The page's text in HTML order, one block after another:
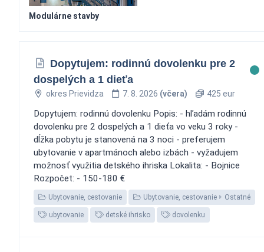
Modulárne stavby
Dopytujem: rodinnú dovolenku pre 2
dospelých a 1 dieťa
okres Prievidza 7. 8. 2026 (včera) 425 eur
Dopytujem: rodinnú dovolenku Popis: - hľadám rodinnú
dovolenku pre 2 dospelých a 1 dieťa vo veku 3 roky -
dĺžka pobytu je stanovená na 3 noci - preferujem
ubytovanie v apartmánoch alebo izbách - vyžadujem
možnosť využitia detského ihriska Lokalita: - Bojnice
Rozpočet: - 150-180 €
Ubytovanie, cestovanie Ubytovanie, cestovanie Ostatné
ubytovanie detské ihrisko dovolenku